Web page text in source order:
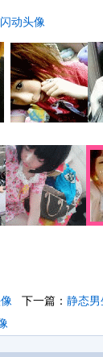
动头像
下一篇： 静态男